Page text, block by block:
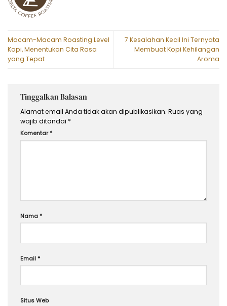
Macam-Macam Roasting Level
Kopi, Menentukan Cita Rasa
yang Tepat
7 Kesalahan Kecil Ini Ternyata
Membuat Kopi Kehilangan
Aroma
Tinggalkan Balasan
Alamat email Anda tidak akan dipublikasikan. Ruas yang
wajib ditandai *
Komentar*
Nama*
Email*
Situs Web